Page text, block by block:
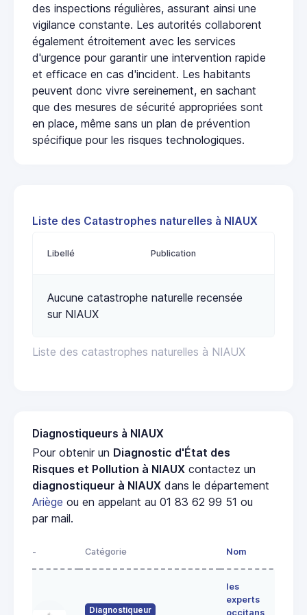
des inspections régulières, assurant ainsi une
vigilance constante. Les autorités collaborent
également étroitement avec les services
d'urgence pour garantir une intervention rapide
et efficace en cas d'incident. Les habitants
peuvent donc vivre sereinement, en sachant
que des mesures de sécurité appropriées sont
en place, même sans un plan de prévention
spécifique pour les risques technologiques.
Liste des Catastrophes naturelles à NIAUX
Liste des catastrophes naturelles à NIAUX
Libellé Publication
Aucune catastrophe naturelle recensée
sur NIAUX
Diagnostiqueurs à NIAUX
Pour obtenir un Diagnostic d'État des
Risques et Pollution à NIAUX contactez un
diagnostiqueur à NIAUX dans le département
Ariège ou en appelant au 01 83 62 99 51 ou
par mail.
- Catégorie Nom
Diagnostiqueur
les
experts
occitans